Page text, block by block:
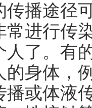
传播途径
常进行传
人了。有
的身体，
播或体液